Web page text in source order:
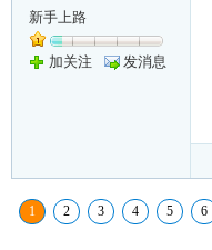
新手上路
加关注 发消息
1 2 3 4 5 6